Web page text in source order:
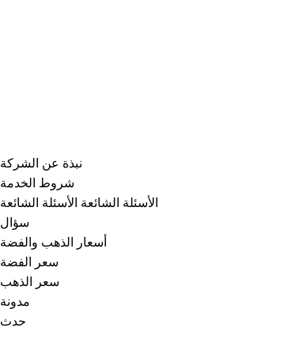
نبذة عن الشركة
شروط الخدمة
الأسئلة الشائعة الأسئلة الشائعة
سؤال
أسعار الذهب والفضة
سعر الفضة
سعر الذهب
مدونة
حدث